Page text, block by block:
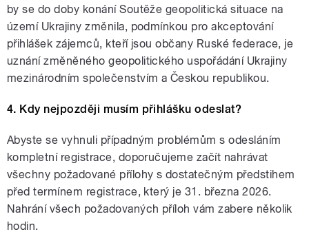
by se do doby konání Soutěže geopolitická situace na
území Ukrajiny změnila, podmínkou pro akceptování
přihlášek zájemců, kteří jsou občany Ruské federace, je
uznání změněného geopolitického uspořádání Ukrajiny
mezinárodním společenstvím a Českou republikou.
4. Kdy nejpozději musím přihlášku odeslat?
Abyste se vyhnuli případným problémům s odesláním
kompletní registrace, doporučujeme začít nahrávat
všechny požadované přílohy s dostatečným předstihem
před termínem registrace, který je 31. března 2026.
Nahrání všech požadovaných příloh vám zabere několik
hodin.